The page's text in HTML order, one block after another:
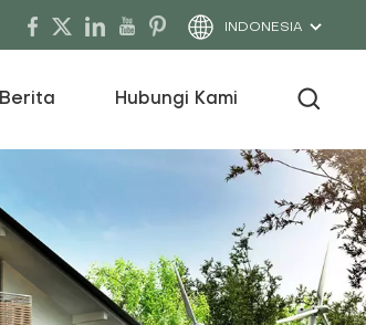
INDONESIA
Berita Hubungi Kami